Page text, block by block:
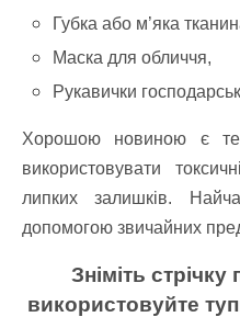
Губка або м’яка
Маска для обличчя,
Рукавички
Хорошою новиною є
використовувати
липких залишків.
допомогою звичайних
Зніміть
використовуйте